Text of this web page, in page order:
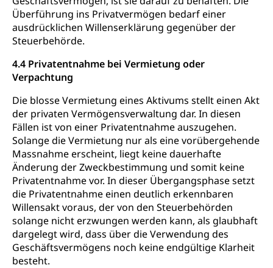
Überführung ins Privatvermögen bedarf einer
ausdrücklichen Willenserklärung gegenüber der
Steuerbehörde.
4.4 Privatentnahme bei Vermietung oder
Verpachtung
Die blosse Vermietung eines Aktivums stellt einen Akt
der privaten Vermögensverwaltung dar. In diesen
Fällen ist von einer Privatentnahme auszugehen.
Solange die Vermietung nur als eine vorübergehende
Massnahme erscheint, liegt keine dauerhafte
Änderung der Zweckbestimmung und somit keine
Privatentnahme vor. In dieser Übergangsphase setzt
die Privatentnahme einen deutlich erkennbaren
Willensakt voraus, der von den Steuerbehörden
solange nicht erzwungen werden kann, als glaubhaft
dargelegt wird, dass über die Verwendung des
Geschäftsvermögens noch keine endgültige Klarheit
besteht.